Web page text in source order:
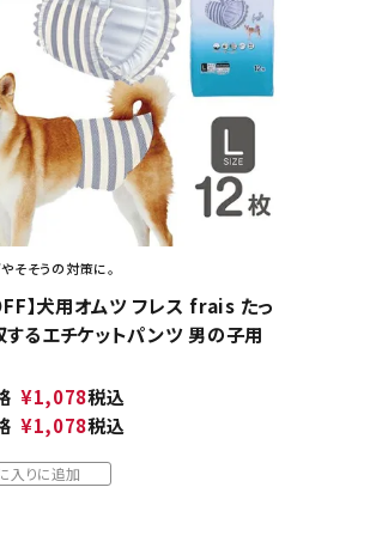
そそうの対策に。
】犬用オムツ フレス frais たっ
するエチケットパンツ 男の子用
¥1,078税込
¥1,078税込
入りに追加